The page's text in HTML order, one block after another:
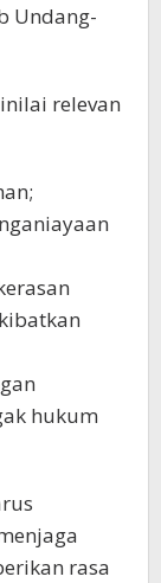
Undang-
relevan
hukum
rasa